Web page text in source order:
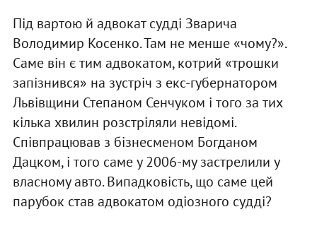
Під вартою й адвокат судді Зварича
Володимир Косенко. Там не менше «чому?».
Саме він є тим адвокатом, котрий «трошки
запізнився» на зустріч з екс-губернатором
Львівщини Степаном Сенчуком і того за тих
кілька хвилин розстріляли невідомі.
Співпрацював з бізнесменом Богданом
Дацком, і того саме у 2006-му застрелили у
власному авто. Випадковість, що саме цей
парубок став адвокатом одіозного судді?